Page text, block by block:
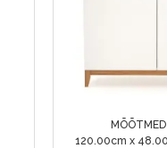
120.00cm x